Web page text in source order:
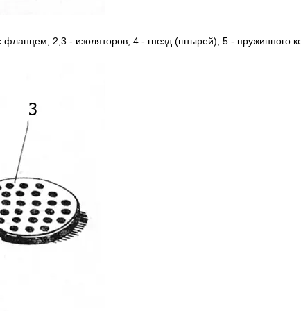
фланцем, 2,3 - изоляторов, 4 - гнезд (штырей), 5 - пружинного